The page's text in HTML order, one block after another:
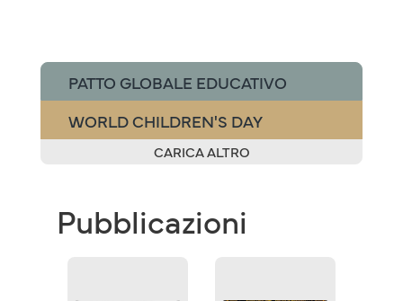
PATTO GLOBALE EDUCATIVO
WORLD CHILDREN'S DAY
CARICA ALTRO
Pubblicazioni